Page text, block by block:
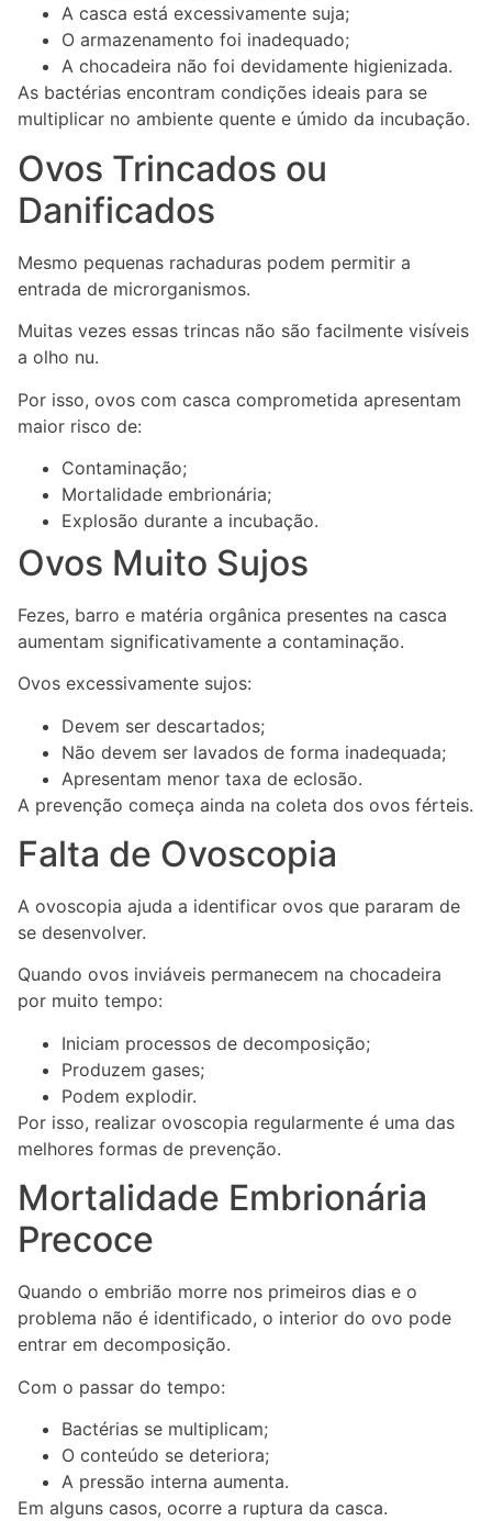
A casca está excessivamente suja;
O armazenamento foi inadequado;
A chocadeira não foi devidamente higienizada.
As bactérias encontram condições ideais para se
multiplicar no ambiente quente e úmido da incubação.
Ovos Trincados ou
Danificados
Mesmo pequenas rachaduras podem permitir a
entrada de microrganismos.
Muitas vezes essas trincas não são facilmente visíveis
a olho nu.
Por isso, ovos com casca comprometida apresentam
maior risco de:
Contaminação;
Mortalidade embrionária;
Explosão durante a incubação.
Ovos Muito Sujos
Fezes, barro e matéria orgânica presentes na casca
aumentam significativamente a contaminação.
Ovos excessivamente sujos:
Devem ser descartados;
Não devem ser lavados de forma inadequada;
Apresentam menor taxa de eclosão.
A prevenção começa ainda na coleta dos ovos férteis.
Falta de Ovoscopia
A ovoscopia ajuda a identificar ovos que pararam de
se desenvolver.
Quando ovos inviáveis permanecem na chocadeira
por muito tempo:
Iniciam processos de decomposição;
Produzem gases;
Podem explodir.
Por isso, realizar ovoscopia regularmente é uma das
melhores formas de prevenção.
Mortalidade Embrionária
Precoce
Quando o embrião morre nos primeiros dias e o
problema não é identificado, o interior do ovo pode
entrar em decomposição.
Com o passar do tempo:
Bactérias se multiplicam;
O conteúdo se deteriora;
A pressão interna aumenta.
Em alguns casos, ocorre a ruptura da casca.